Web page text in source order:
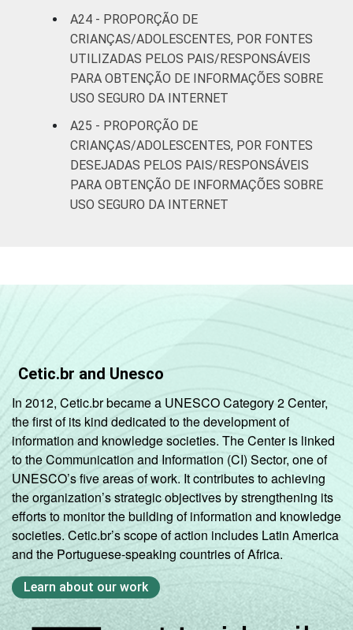
A24 - PROPORÇÃO DE
CRIANÇAS/ADOLESCENTES, POR FONTES
UTILIZADAS PELOS PAIS/RESPONSÁVEIS
PARA OBTENÇÃO DE INFORMAÇÕES SOBRE
USO SEGURO DA INTERNET
A25 - PROPORÇÃO DE
CRIANÇAS/ADOLESCENTES, POR FONTES
DESEJADAS PELOS PAIS/RESPONSÁVEIS
PARA OBTENÇÃO DE INFORMAÇÕES SOBRE
USO SEGURO DA INTERNET
Cetic.br and Unesco
In 2012, Cetic.br became a UNESCO Category 2 Center,
the first of its kind dedicated to the development of
information and knowledge societies. The Center is linked
to the Communication and Information (CI) Sector, one of
UNESCO’s five areas of work. It contributes to achieving
the organization’s strategic objectives by strengthening its
efforts to monitor the building of information and knowledge
societies. Cetic.br’s scope of action includes Latin America
and the Portuguese-speaking countries of Africa.
Learn about our work